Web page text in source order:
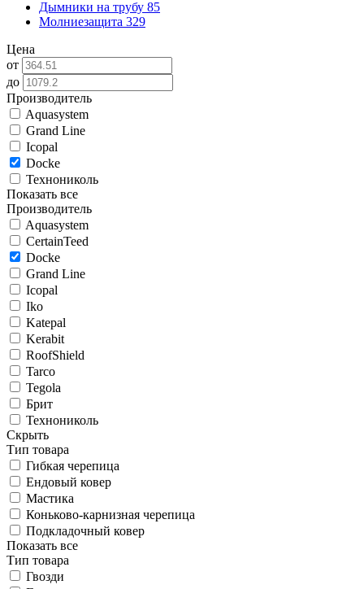
Дымники на трубу 85
Молниезащита 329
Цена
от
до
Производитель
Aquasystem
Grand Line
Icopal
Docke
Технониколь
Показать все
Производитель
Aquasystem
CertainTeed
Docke
Grand Line
Icopal
Iko
Katepal
Kerabit
RoofShield
Tarco
Tegola
Брит
Технониколь
Скрыть
Тип товара
Гибкая черепица
Ендовый ковер
Мастика
Коньково-карнизная черепица
Подкладочный ковер
Показать все
Тип товара
Гвозди